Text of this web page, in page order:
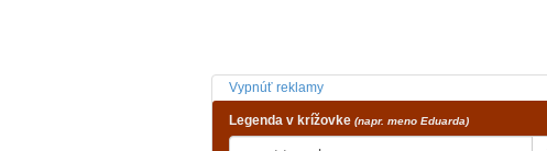
Vypnúť reklamy
Legenda v krížovke (napr. meno Eduarda)